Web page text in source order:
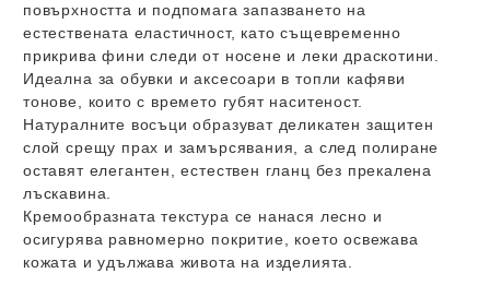
повърхността и подпомага запазването на
естествената еластичност, като същевременно
прикрива фини следи от носене и леки драскотини.
Идеална за обувки и аксесоари в топли кафяви
тонове, които с времето губят наситеност.
Натуралните восъци образуват деликатен защитен
слой срещу прах и замърсявания, а след полиране
оставят елегантен, естествен гланц без прекалена
лъскавина.
Кремообразната текстура се нанася лесно и
осигурява равномерно покритие, което освежава
кожата и удължава живота на изделията.